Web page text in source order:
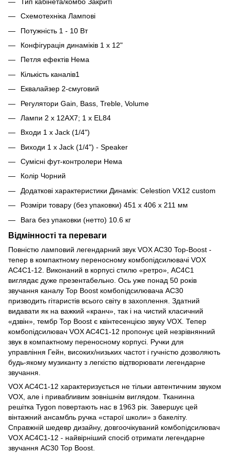
Схемотехніка Лампові
Потужність 1 - 10 Вт
Конфігурація динаміків 1 x 12"
Петля ефектів Нема
Кількість каналів1
Еквалайзер 2-смуговий
Регулятори Gain, Bass, Treble, Volume
Лампи 2 х 12AX7; 1 х EL84
Входи 1 x Jack (1/4")
Виходи 1 x Jack (1/4") - Speaker
Сумісні фут-контролери Нема
Колір Чорний
Додаткові характеристики Динамік: Celestion VX12 custom
Розміри товару (без упаковки) 451 х 406 х 211 мм
Вага без упаковки (нетто) 10.6 кг
Відмінності та переваги
Повністю ламповий легендарний звук VOX AC30 Top-Boost -
тепер в компактному переносному комбопідсилювачі VOX
AC4C1-12. Виконаний в корпусі стилю «ретро», AC4C1
виглядає дуже презентабельно. Ось уже понад 50 років
звучання каналу Top Boost комбопідсилювача AC30
призводить гітаристів всього світу в захоплення. Здатний
видавати як на важкий «кранч», так і на чистий класичний
«дзвін», тембр Top Boost є квінтесенцією звуку VOX. Тепер
комбопідсилювач VOX AC4C1-12 пропонує цей незрівнянний
звук в компактному переносному корпусі. Ручки для
управління Гейн, високих/низьких частот і гучністю дозволяють
будь-якому музиканту з легкістю відтворювати легендарне
звучання.
VOX AC4C1-12 характеризується не тільки автентичним звуком
VOX, але і привабливим зовнішнім виглядом. Тканинна
решітка Tygon повертають нас в 1963 рік. Завершує цей
вінтажний ансамбль ручка «старої школи» з бакеліту.
Справжній шедевр дизайну, довгоочікуваний комбопідсилювач
VOX AC4C1-12 - найвірніший спосіб отримати легендарне
звучання AC30 Top Boost.